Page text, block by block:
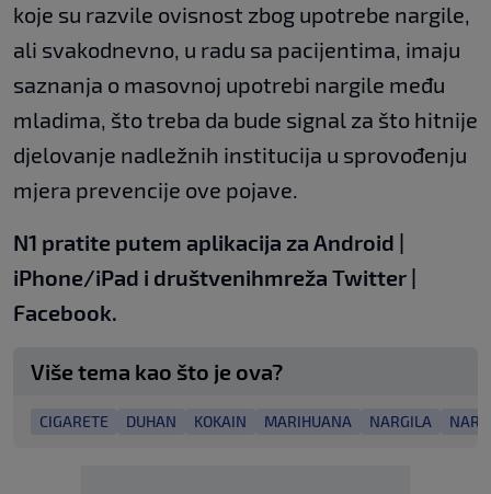
koje su razvile ovisnost zbog upotrebe nargile,
ali svakodnevno, u radu sa pacijentima, imaju
saznanja o masovnoj upotrebi nargile među
mladima, što treba da bude signal za što hitnije
djelovanje nadležnih institucija u sprovođenju
mjera prevencije ove pojave.
N1 pratite putem aplikacija za Android
iPhone/iPad i društvenihmreža Twitter
Facebook.
Više tema kao što je ova?
CIGARETE DUHAN KOKAIN MARIHUANA NARGILA